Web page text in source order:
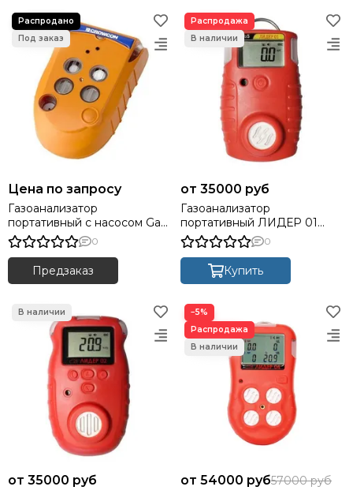
Цена по запросу
Газоанализатор
портативный с насосом Gas
PRO 1 (контроль до 5 газов)
0
Предзаказ
35000 руб
Газоанализатор
портативный ЛИДЕР 01
(контроль одного газа: CO,
H2S, O2)
0
Купить
35000 руб
−5%
54000 руб57000 руб